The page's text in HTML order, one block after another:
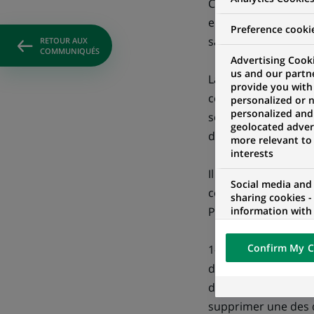
RETOUR AUX
COMMUNIQUÉS
Crédit Lyonnais,
entreprises dans
salariés.
La proposition
conjointement des
souhaite donc que
d'entreprise, ouvre
Il est prématuré de
conjoints. Mais il
Paribas:
1- dans la banque
deux réseaux
d'améliorer
supprimer une des
Preference
Advertising
us and our
provide you with
personalized or
personalized and
geolocated
more relevant
interests
Social media
sharing cookies
information with
networks and
visualization on
of the content
external website.
Confirm My